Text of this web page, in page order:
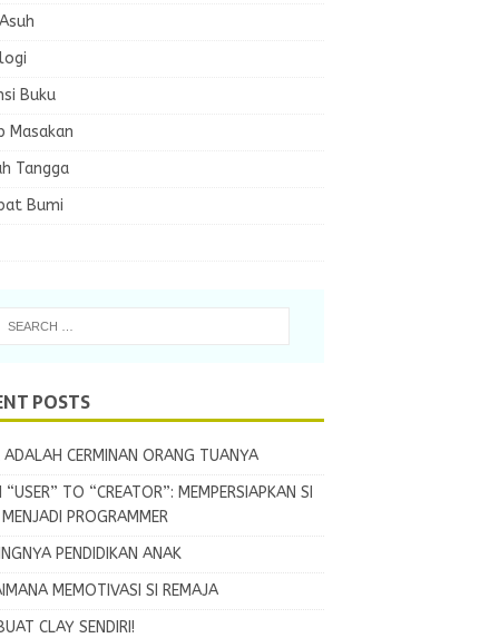
Buku
Masakan
Tangga
Bumi
POSTS
CERMINAN ORANG TUANYA
“USER” TO “CREATOR”: MEMPERSIAPKAN SI
MENJADI PROGRAMMER
PENDIDIKAN ANAK
MEMOTIVASI SI REMAJA
CLAY SENDIRI!